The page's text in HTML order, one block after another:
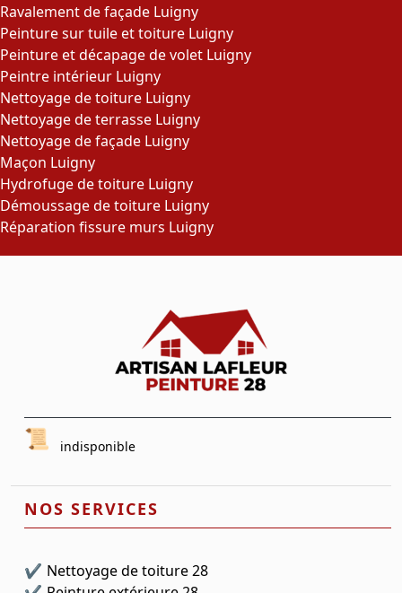
Ravalement de façade Luigny
Peinture sur tuile et toiture Luigny
Peinture et décapage de volet Luigny
Peintre intérieur Luigny
Nettoyage de toiture Luigny
Nettoyage de terrasse Luigny
Nettoyage de façade Luigny
Maçon Luigny
Hydrofuge de toiture Luigny
Démoussage de toiture Luigny
Réparation fissure murs Luigny
indisponible
NOS SERVICES
Nettoyage de toiture 28